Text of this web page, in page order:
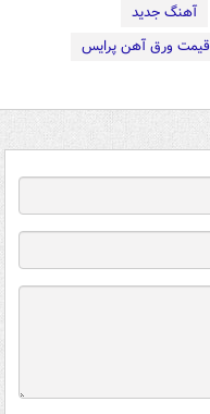
آهنگ جدید
قیمت ورق آهن پرایس